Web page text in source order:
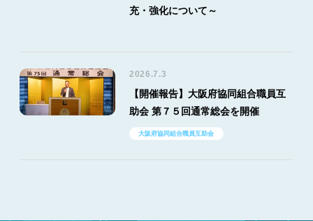
充・強化について～
2026.7.3
【開催報告】大阪府協同組合職員互
助会 第７５回通常総会を開催
大阪府協同組合職員互助会